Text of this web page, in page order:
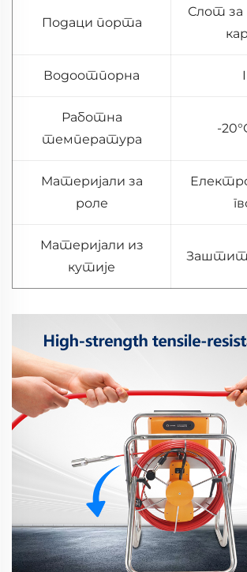
Подаци порта
Слот за
Водоотпорна
Работна
температура
-
Материјали за
роле
Материјали из
кутије